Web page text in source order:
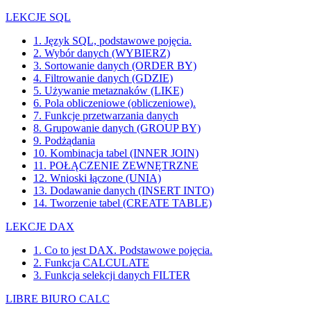
LEKCJE SQL
1. Język SQL, podstawowe pojęcia.
2. Wybór danych (WYBIERZ)
3. Sortowanie danych (ORDER BY)
4. Filtrowanie danych (GDZIE)
5. Używanie metaznaków (LIKE)
6. Pola obliczeniowe (obliczeniowe).
7. Funkcje przetwarzania danych
8. Grupowanie danych (GROUP BY)
9. Podżądania
10. Kombinacja tabel (INNER JOIN)
11. POŁĄCZENIE ZEWNĘTRZNE
12. Wnioski łączone (UNIA)
13. Dodawanie danych (INSERT INTO)
14. Tworzenie tabel (CREATE TABLE)
LEKCJE DAX
1. Co to jest DAX. Podstawowe pojęcia.
2. Funkcja CALCULATE
3. Funkcja selekcji danych FILTER
LIBRE BIURO CALC